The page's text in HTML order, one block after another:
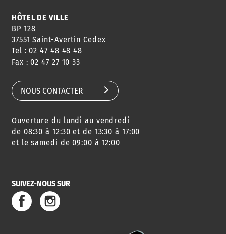
HÔTEL DE VILLE
BP 128
37551 Saint-Avertin Cedex
Tel : 02 47 48 48 48
Fax : 02 47 27 10 33
NOUS CONTACTER
Ouverture du lundi au vendredi
de 08:30 à 12:30 et de 13:30 à 17:00
et le samedi de 09:00 à 12:00
SUIVEZ-NOUS SUR